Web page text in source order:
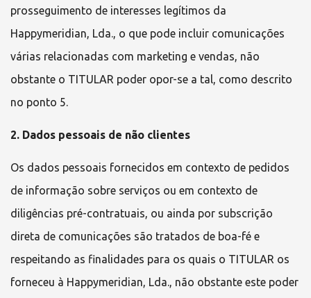
prosseguimento de interesses legítimos da
Happymeridian, Lda., o que pode incluir comunicações
várias relacionadas com marketing e vendas, não
obstante o TITULAR poder opor-se a tal, como descrito
no ponto 5.
2. Dados pessoais de não clientes
Os dados pessoais fornecidos em contexto de pedidos
de informação sobre serviços ou em contexto de
diligências pré-contratuais, ou ainda por subscrição
direta de comunicações são tratados de boa-fé e
respeitando as finalidades para os quais o TITULAR os
forneceu à Happymeridian, Lda., não obstante este poder